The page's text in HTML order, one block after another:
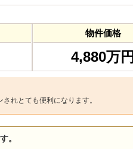
物件価格
4,880万円
れとても便利になります。
。